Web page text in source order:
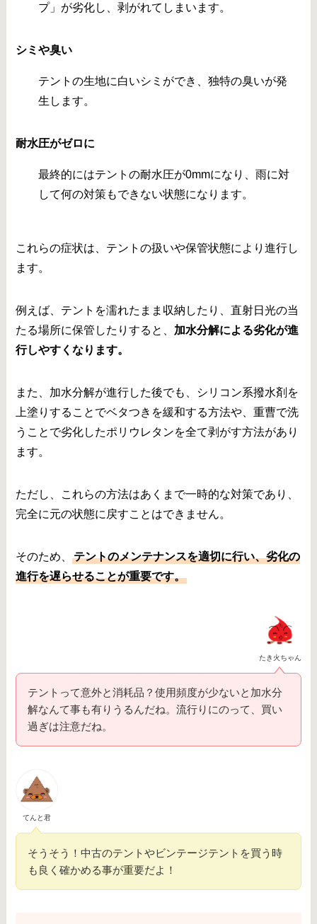
プ」が劣化し、剥がれてしまいます。
シミや臭い
テントの生地に白いシミができ、独特の臭いが発
生します。
耐水圧がゼロに
最終的にはテントの耐水圧が0mmになり、雨に対
して何の対策もできない状態になります。
これらの症状は、テントの扱いや保管状態により進行し
ます。
例えば、テントを濡れたまま収納したり、直射日光の当
たる場所に保管したりすると、 加水分解による劣化が進
行しやすくなります。
また、加水分解が進行した後でも、シリコン系撥水剤を
上塗りすることでベタつきを緩和する方法や、重曹で洗
うことで劣化したポリウレタンを全て剥がす方法があり
ます。
ただし、これらの方法はあくまで一時的な対策であり、
完全に元の状態に戻すことはできません。
そのため、テントのメンテナンスを適切に行い、劣化の
進行を遅らせることが重要です。
たき火ちゃん
テントって意外と消耗品？使用頻度が少ないと加水分
解なんて事も有りうるんだね。流行りにのって、買い
過ぎは注意だね。
てんと君
そうそう！中古のテントやビンテージテントを買う時
も良く確かめる事が重要だよ！